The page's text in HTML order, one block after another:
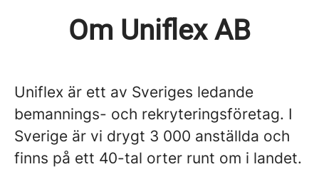
Om Uniflex AB
Uniflex är ett av Sveriges ledande
bemannings- och rekryteringsföretag. I
Sverige är vi drygt 3 000 anställda och
finns på ett 40-tal orter runt om i landet.